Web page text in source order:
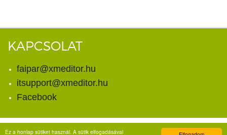
Ez a honlap sütiket használ. A sütik elfogadásával
KAPCSOLAT
faipar@xmeditor.hu
itsupport@xmeditor.hu
Facebook